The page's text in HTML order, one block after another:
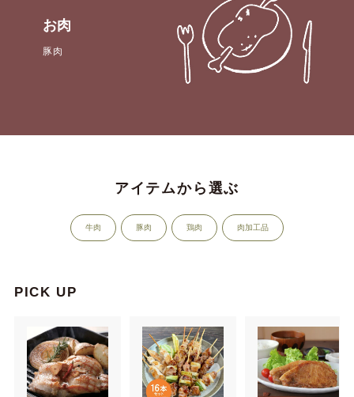
お肉
豚肉
アイテムから選ぶ
牛肉 豚肉 鶏肉 肉加工品
PICK UP